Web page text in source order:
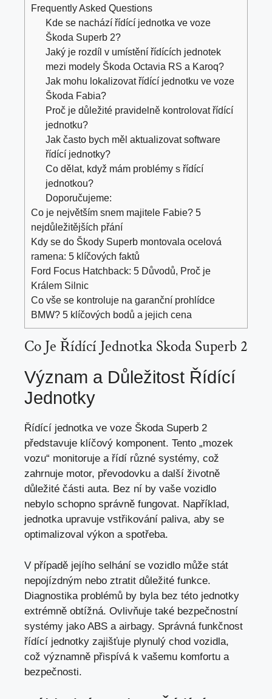
Frequently Asked Questions
Kde se nachází řídící jednotka ve voze
Škoda Superb 2?
Jaký je rozdíl v umístění řídících jednotek
mezi modely Škoda Octavia RS a Karoq?
Jak mohu lokalizovat řídící jednotku ve voze
Škoda Fabia?
Proč je důležité pravidelně kontrolovat řídící
jednotku?
Jak často bych měl aktualizovat software
řídící jednotky?
Co dělat, když mám problémy s řídící
jednotkou?
Doporučujeme:
Co je největším snem majitele Fabie? 5
nejdůležitějších přání
Kdy se do Škody Superb montovala ocelová
ramena: 5 klíčových faktů
Ford Focus Hatchback: 5 Důvodů, Proč je
Králem Silnic
Co vše se kontroluje na garanční prohlídce
BMW? 5 klíčových bodů a jejich cena
Co Je Řídící Jednotka Skoda Superb 2
Význam a Důležitost Řídící
Jednotky
Řídící jednotka ve voze Škoda Superb 2
představuje klíčový komponent. Tento „mozek
vozu“ monitoruje a řídí různé systémy, což
zahrnuje motor, převodovku a další životně
důležité části auta. Bez ní by vaše vozidlo
nebylo schopno správně fungovat. Například,
jednotka upravuje vstřikování paliva, aby se
optimalizoval výkon a spotřeba.
V případě jejího selhání se vozidlo může stát
nepojízdným nebo ztratit důležité funkce.
Diagnostika problémů by byla bez této jednotky
extrémně obtížná. Ovlivňuje také bezpečnostní
systémy jako ABS a airbagy. Správná funkčnost
řídící jednotky zajišťuje plynulý chod vozidla,
což významně přispívá k vašemu komfortu a
bezpečnosti.